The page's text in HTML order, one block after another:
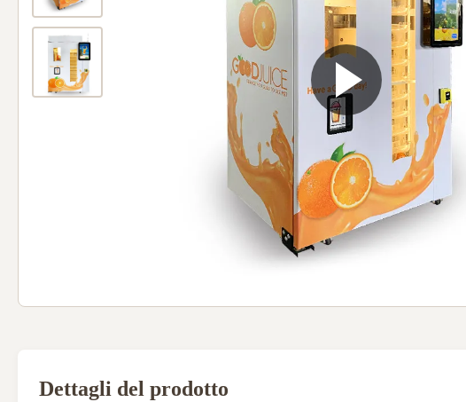
Dettagli del prodotto